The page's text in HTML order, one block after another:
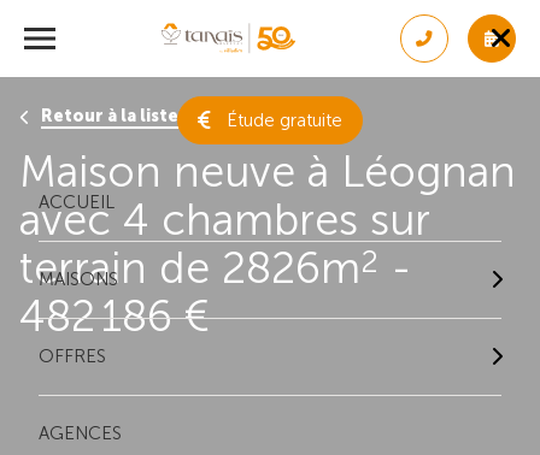
Étude gratuite
ACCUEIL
MAISONS
OFFRES
AGENCES
Retour à la liste des résultats
Maison neuve à Léognan
avec 4 chambres sur
terrain de 2826m2 -
482 186 €